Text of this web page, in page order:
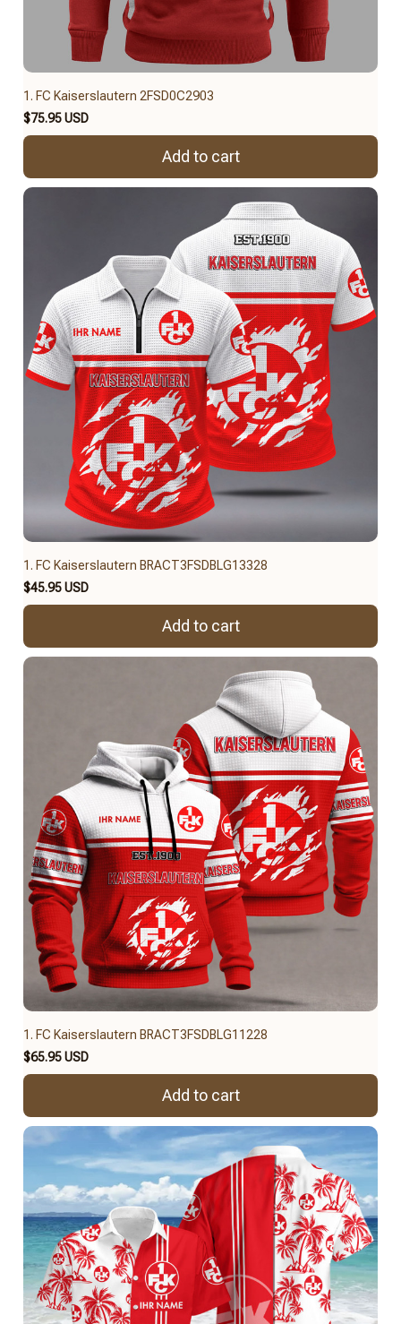
1. FC Kaiserslautern 2FSD0C2903
$75.95 USD
Add to cart
1. FC Kaiserslautern BRACT3FSDBLG13328
$45.95 USD
Add to cart
1. FC Kaiserslautern BRACT3FSDBLG11228
$65.95 USD
Add to cart